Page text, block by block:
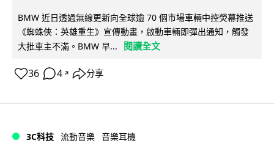
BMW 近日透過無線更新向全球逾 70 個市場車輛中控熒幕推送
《蜘蛛俠：英雄重生》宣傳動畫，啟動車輛即彈出通知，觸發
大批車主不滿。BMW 早...
閱讀全文
36 4 ↗ 分享
3C科技 流動音樂 音樂耳機